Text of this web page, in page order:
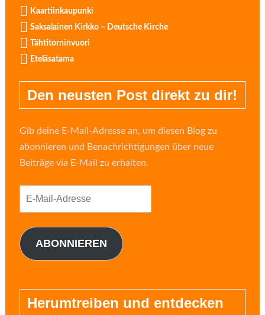
Kaartiinkaupunki
Saksalainen Kirkko – Deutsche Kirche
Tähtitorninvuori
Eteläsatama
Den neusten Post direkt zu dir!
Gib deine E-Mail-Adresse an, um diesen Blog zu
abonnieren und Benachrichtigungen über neue
Beiträge via E-Mail zu erhalten.
ABONNIEREN
Herumtreiben und entdecken